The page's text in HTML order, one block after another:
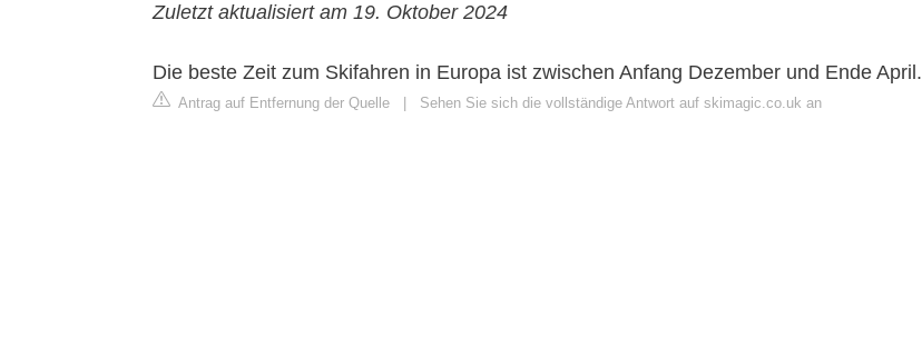
Zuletzt aktualisiert am 19. Oktober 2024
Die beste Zeit zum Skifahren in Europa ist zwischen Anfang Dezember und Ende April.
Antrag auf Entfernung der Quelle Sehen Sie sich die vollständige Antwort auf skimagic.co.uk an